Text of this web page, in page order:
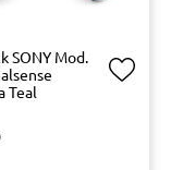
SONY Mod.
Teal